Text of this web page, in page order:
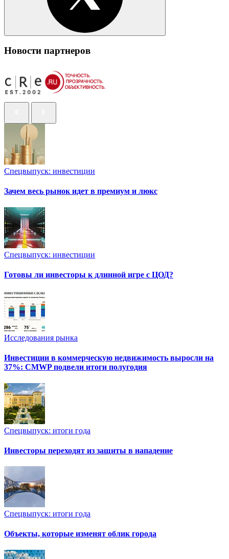
Новости партнеров
Спецвыпуск: инвестиции
Зачем весь рынок идет в премиум и люкс
Спецвыпуск: инвестиции
Готовы ли инвесторы к длинной игре с ЦОД?
Исследования рынка
Инвестиции в коммерческую недвижимость выросли на
37%: CMWP подвели итоги полугодия
Спецвыпуск: итоги года
Инвесторы переходят из защиты в нападение
Спецвыпуск: итоги года
Объекты, которые изменят облик города